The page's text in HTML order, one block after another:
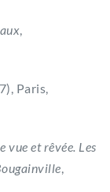
,
Paris,
vue et rêvée. Les
,